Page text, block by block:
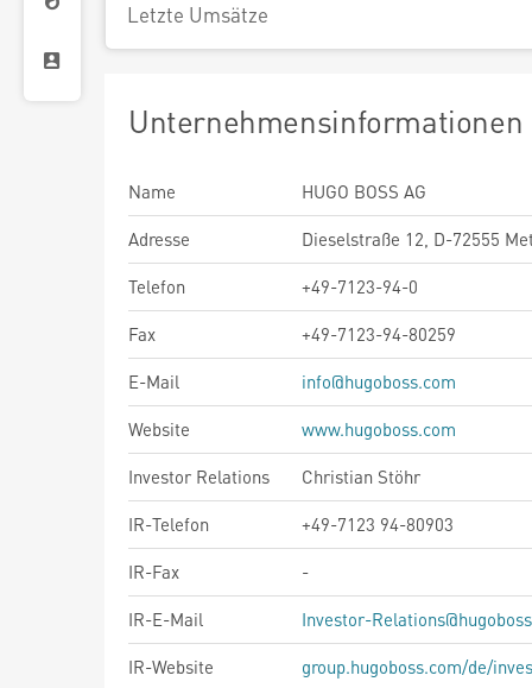
Letzte Umsätze
Unternehmensinformationen
Name
HUGO BOSS AG
Adresse
Dieselstraße 12, D-72555
Telefon
+49-7123-94-0
Fax
+49-7123-94-80259
E-Mail
info@hugoboss.com
Website
www.hugoboss.com
Investor Relations
Christian Stöhr
IR-Telefon
+49-7123 94-80903
IR-Fax
-
IR-E-Mail
Investor-
IR-Website
group.hugoboss.com/de/